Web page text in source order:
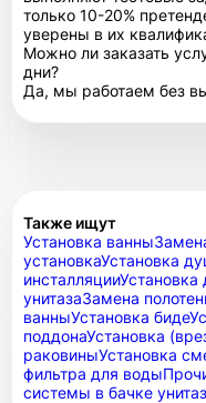
только 10-20%
уверены в их
Можно ли заказать
дни?
Да, мы работаем без
Также ищут
Установка ванны
установкаУстановка
инсталляцииУстановка
унитазаЗамена
ванныУстановка биде
поддонаУстановка
раковиныУстановка
фильтра для воды
системы в бачке